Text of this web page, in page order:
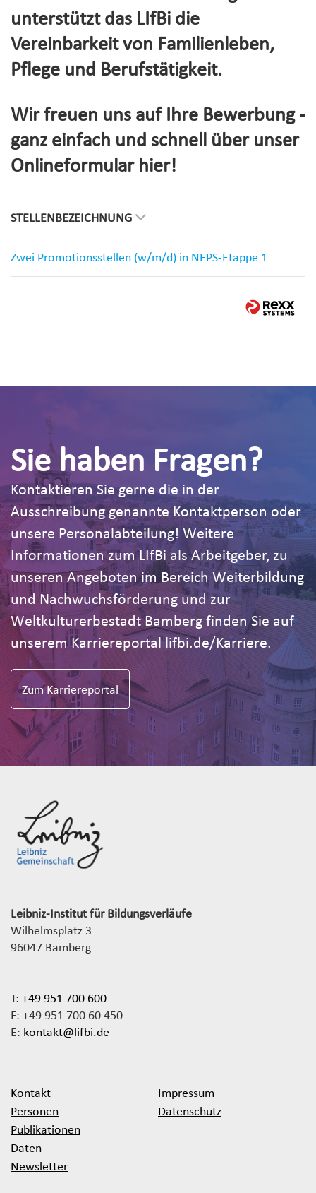
unterstützt das LIfBi die
Vereinbarkeit von Familienleben,
Pflege und Berufstätigkeit.
Wir freuen uns auf Ihre Bewerbung -
ganz einfach und schnell über unser
Onlineformular hier!
STELLENBEZEICHNUNG
Zwei Promotionsstellen (w/m/d) in NEPS-Etappe 1
Sie haben Fragen?
Kontaktieren Sie gerne die in der
Ausschreibung genannte Kontaktperson oder
unsere Personalabteilung! Weitere
Informationen zum LIfBi als Arbeitgeber, zu
unseren Angeboten im Bereich Weiterbildung
und Nachwuchsförderung und zur
Weltkulturerbestadt Bamberg finden Sie auf
unserem Karriereportal lifbi.de/Karriere.
Zum Karriereportal
Leibniz-Institut für Bildungsverläufe
Wilhelmsplatz 3
96047 Bamberg
T: +49 951 700 600
F: +49 951 700 60 450
E: kontakt@lifbi.de
Kontakt
Personen
Publikationen
Daten
Newsletter
Impressum
Datenschutz